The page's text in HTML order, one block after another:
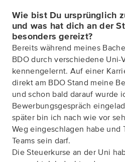
Wie bist Du ursprünglich
und was hat dich an der
besonders gereizt?
Bereits während meines
BDO durch verschiedene Uni-
kennengelernt. Auf einer
direkt am BDO Stand meine
und schon bald darauf wurde
Bewerbungsgespräch
später bin ich nach wie vor
Weg eingeschlagen habe und
Teams sein darf.
Die Steuerkurse an der Uni